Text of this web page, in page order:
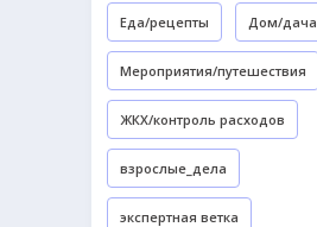
Еда/рецепты Дом/дача
Мероприятия/путешествия
ЖКХ/контроль расходов
взрослые_дела
экспертная ветка